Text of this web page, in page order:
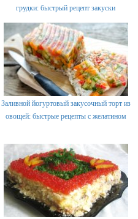
грудки: быстрый рецепт закуски
Заливной йогуртовый закусочный торт из
овощей: быстрые рецепты с желатином